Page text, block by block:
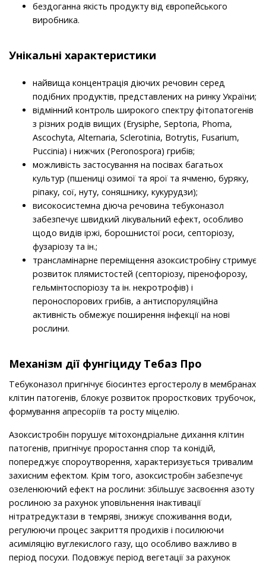
бездоганна якість продукту від європейського
виробника.
Унікальні характеристики
найвища концентрація діючих речовин серед
подібних продуктів, представлених на ринку України;
відмінний контроль широкого спектру фітопатогенів
з різних родів вищих (Erysiphe, Septoria, Phoma,
Ascochyta, Alternaria, Sclerotinia, Botrytis, Fusarium,
Puccinia) і нижчих (Peronospora) грибів;
можливість застосування на посівах багатьох
культур (пшениці озимої та ярої та ячменю, буряку,
ріпаку, сої, нуту, соняшнику, кукурудзи);
високосистемна діюча речовина тебуконазол
забезпечує швидкий лікувальний ефект, особливо
щодо видів іржі, борошнистої роси, септоріозу,
фузаріозу та ін.;
трансламінарне переміщення азоксистробіну стримує
розвиток плямистостей (септоріозу, піренофорозу,
гельмінтоспоріозу та ін. некротрофів) і
пероноспорових грибів, а антиспоруляційна
активність обмежує поширення інфекції на нові
рослини.
Механізм дії фунгіциду Тебаз Про
Тебуконазол пригнiчує бiосинтез ергостеролу в мембранах
клiтин патогенiв, блокує розвиток проросткових трубочок,
формування апресорiїв та росту мiцелiю.
Азоксистробiн порушує мiтохондрiальне дихання клiтин
патогенiв, пригнiчує проростання спор та конiдiй,
попереджує спороутворення, характеризується тривалим
захисним ефектом. Крiм того, азоксистробiн забезпечує
озеленюючий ефект на рослини: збiльшує засвоєння азоту
рослиною за рахунок уповiльнення iнактивацiї
нiтратредуктази в темрявi, знижує споживання води,
регулюючи процес закриття продихiв i посилюючи
асимiляцiю вуглекислого газу, що особливо важливо в
перiод посухи. Подовжує перiод вегетацiї за рахунок